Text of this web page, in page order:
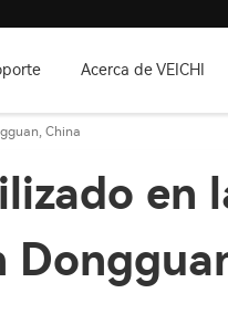
Acerca de VEICHI
China
en